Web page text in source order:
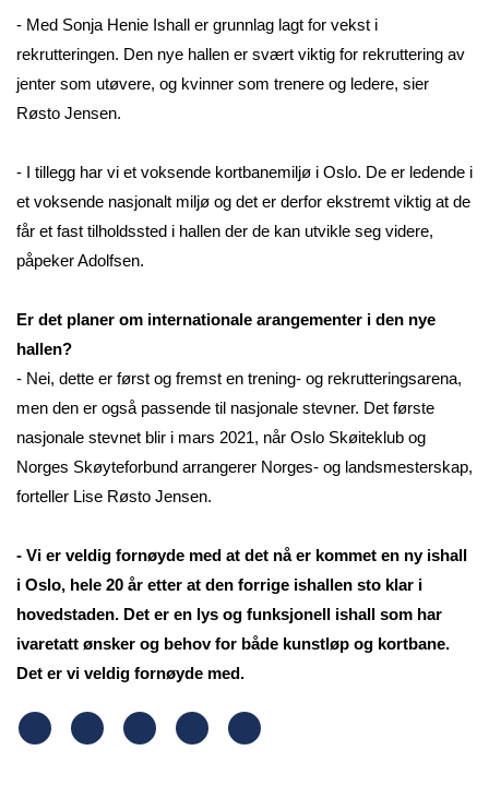
- Med Sonja Henie Ishall er grunnlag lagt for vekst i
rekrutteringen. Den nye hallen er svært viktig for rekruttering av
jenter som utøvere, og kvinner som trenere og ledere, sier
Røsto Jensen.
- I tillegg har vi et voksende kortbanemiljø i Oslo. De er ledende i
et voksende nasjonalt miljø og det er derfor ekstremt viktig at de
får et fast tilholdssted i hallen der de kan utvikle seg videre,
påpeker Adolfsen.
Er det planer om internationale arangementer i den nye
hallen?
- Nei, dette er først og fremst en trening- og rekrutteringsarena,
men den er også passende til nasjonale stevner. Det første
nasjonale stevnet blir i mars 2021, når Oslo Skøiteklub og
Norges Skøyteforbund arrangerer Norges- og landsmesterskap,
forteller Lise Røsto Jensen.
- Vi er veldig fornøyde med at det nå er kommet en ny ishall
i Oslo, hele 20 år etter at den forrige ishallen sto klar i
hovedstaden. Det er en lys og funksjonell ishall som har
ivaretatt ønsker og behov for både kunstløp og kortbane.
Det er vi veldig fornøyde med.